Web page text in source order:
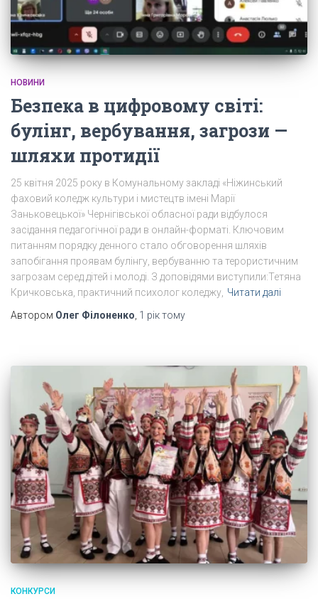
НОВИНИ
Безпека в цифровому світі:
булінг, вербування, загрози —
шляхи протидії
25 квітня 2025 року в Комунальному закладі «Ніжинський
фаховий коледж культури і мистецтв імені Марії
Заньковецької» Чернігівської обласної ради відбулося
засідання педагогічної ради в онлайн-форматі. Ключовим
питанням порядку денного стало обговорення шляхів
запобігання проявам булінгу, вербуванню та терористичним
загрозам серед дітей і молоді. З доповідями виступили:Тетяна
Кричковська, практичний психолог коледжу, Читати далі
Автором Олег Філоненко 1 ріктому
КОНКУРСИ